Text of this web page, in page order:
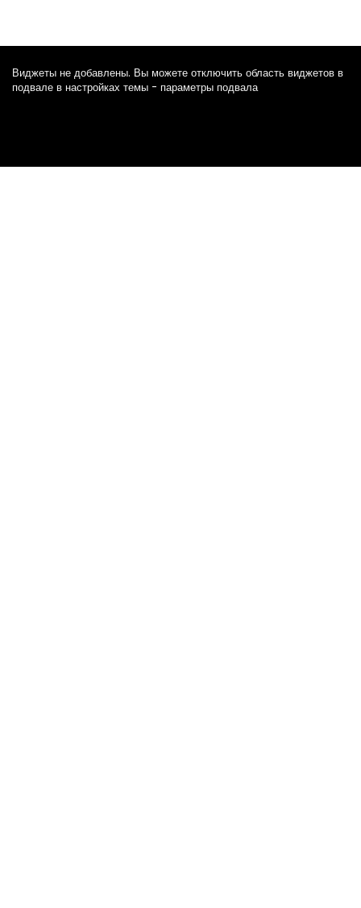
Виджеты не добавлены. Вы можете отключить область виджетов в
подвале в настройках темы - параметры подвала